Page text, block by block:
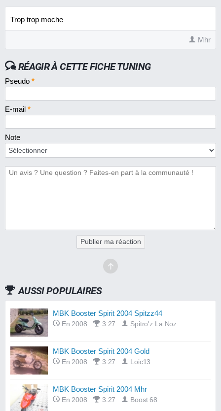
Trop trop moche
Mhr
RÉAGIR À CETTE FICHE TUNING
Pseudo *
E-mail *
Note
Publier ma réaction
AUSSI POPULAIRES
MBK Booster Spirit 2004 Spitzz44
En 2008 3.27 Spitro'z La Noz
MBK Booster Spirit 2004 Gold
En 2008 3.27 Loic13
MBK Booster Spirit 2004 Mhr
En 2008 3.27 Boost 68